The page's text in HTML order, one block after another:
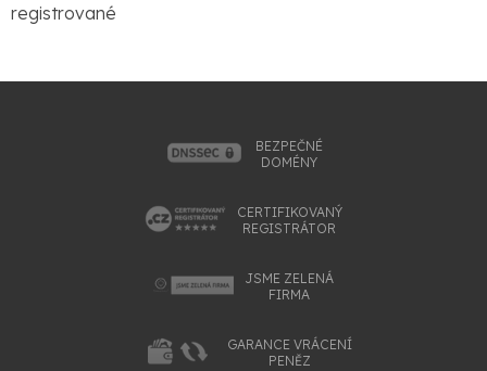
registrované
BEZPEČNÉ
DOMÉNY
CERTIFIKOVANÝ
REGISTRÁTOR
JSME ZELENÁ
FIRMA
GARANCE VRÁCENÍ
PENĚZ